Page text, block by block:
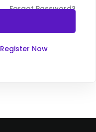
Forgot Password?
Register Now